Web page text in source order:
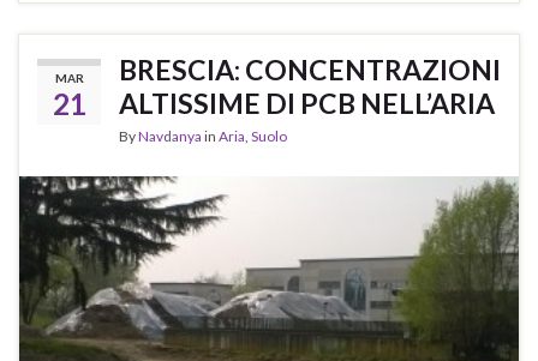
MAR
21
BRESCIA: CONCENTRAZIONI
ALTISSIME DI PCB NELL’ARIA
ByNavdanya in Aria Suolo